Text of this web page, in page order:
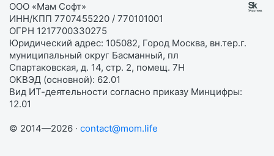
ООО «Мам Софт»
ИНН/КПП 7707455220 / 770101001
ОГРН 1217700330275
Юридический адрес: 105082, Город Москва, вн.тер.г.
муниципальный округ Басманный, пл
Спартаковская, д. 14, стр. 2, помещ. 7Н
ОКВЭД (основной): 62.01
Вид ИТ-деятельности согласно приказу Минцифры:
12.01
© 2014—2026 · contact@mom.life